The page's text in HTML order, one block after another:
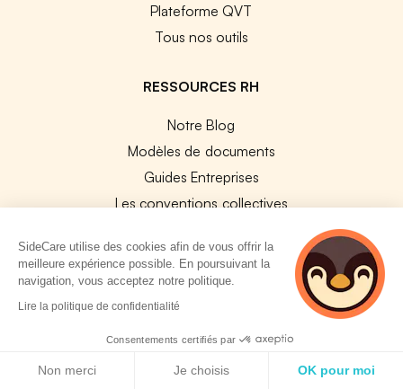
Plateforme QVT
Tous nos outils
RESSOURCES RH
Notre Blog
Modèles de documents
Guides Entreprises
Les conventions collectives
Base des métiers
Les assureurs partenaires
Le PMSS par année
Bureaux CPAM
SideCare utilise des cookies afin de vous offrir la
meilleure expérience possible. En poursuivant la
navigation, vous acceptez notre politique.
Lire la politique de confidentialité
Consentements certifiés par
Non merci Je choisis OK pour moi
5 personnes
consultent
actuellement cette